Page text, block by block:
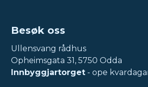
Besøk oss
Ullensvang rådhus
Opheimsgata 31, 5750 Odda
Innbyggjartorget - ope